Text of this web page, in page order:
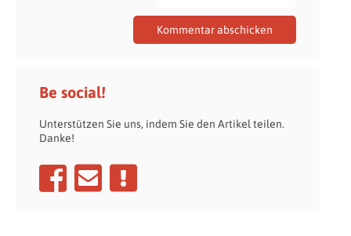
Be social!
Unterstützen Sie uns, indem Sie den Artikel teilen.
Danke!